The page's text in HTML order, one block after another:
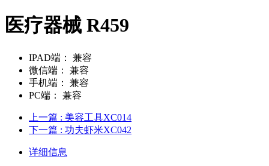
医疗器械 R459
IPAD端：
兼容
微信端：
兼容
手机端：
兼容
PC端：
兼容
上一篇 : 美容工具XC014
下一篇 : 功夫虾米XC042
详细信息